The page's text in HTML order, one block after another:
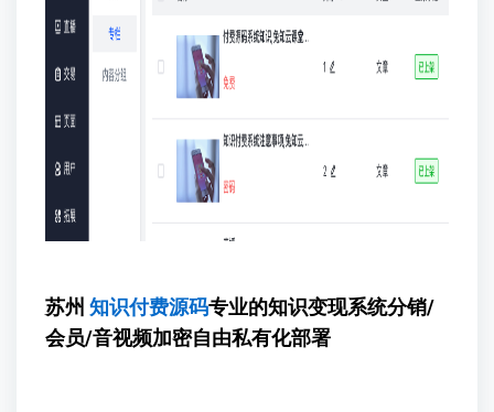
苏州 知识付费源码专业的知识变现系统分销/
会员/音视频加密自由私有化部署